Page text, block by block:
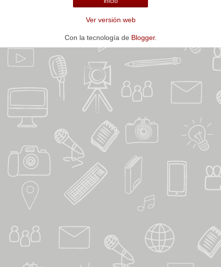
Ver versión web
Con la tecnología de Blogger.